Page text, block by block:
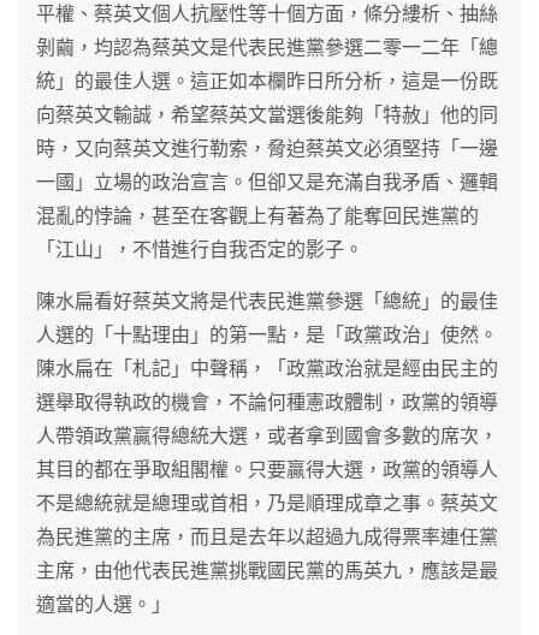
平權、蔡英文個人抗壓性等十個方面，條分縷析、抽絲
剝繭，均認為蔡英文是代表民進黨參選二零一二年「總
統」的最佳人選。這正如本欄昨日所分析，這是一份既
向蔡英文輸誠，希望蔡英文當選後能夠「特赦」他的同
時，又向蔡英文進行勒索，脅迫蔡英文必須堅持「一邊
一國」立場的政治宣言。但卻又是充滿自我矛盾、邏輯
混亂的悖論，甚至在客觀上有著為了能奪回民進黨的
「江山」，不惜進行自我否定的影子。
陳水扁看好蔡英文將是代表民進黨參選「總統」的最佳
人選的「十點理由」的第一點，是「政黨政治」使然。
陳水扁在「札記」中聲稱，「政黨政治就是經由民主的
選舉取得執政的機會，不論何種憲政體制，政黨的領導
人帶領政黨贏得總統大選，或者拿到國會多數的席次，
其目的都在爭取組閣權。只要贏得大選，政黨的領導人
不是總統就是總理或首相，乃是順理成章之事。蔡英文
為民進黨的主席，而且是去年以超過九成得票率連任黨
主席，由他代表民進黨挑戰國民黨的馬英九，應該是最
適當的人選。」